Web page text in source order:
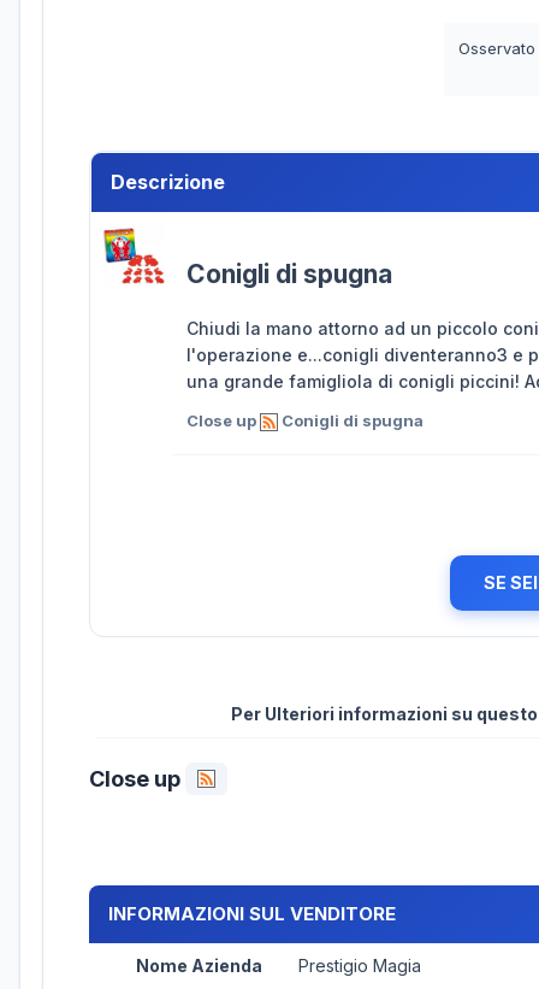
Descrizione
Conigli di spugna
Chiudi la mano attorno ad un piccolo
l'operazione e...conigli diventeranno3 e
una grande famigliola di conigli piccini!
Close up Conigli di spugna
SE
Per Ulteriori informazioni su
Close up
INFORMAZIONI SUL VENDITORE
Nome Azienda Prestigio Magia